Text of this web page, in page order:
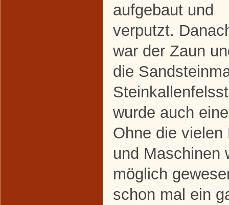
aufgebaut und
verputzt.
war der Zaun
die
wurde auch
Ohne die vielen
und Maschinen
möglich
schon mal ein